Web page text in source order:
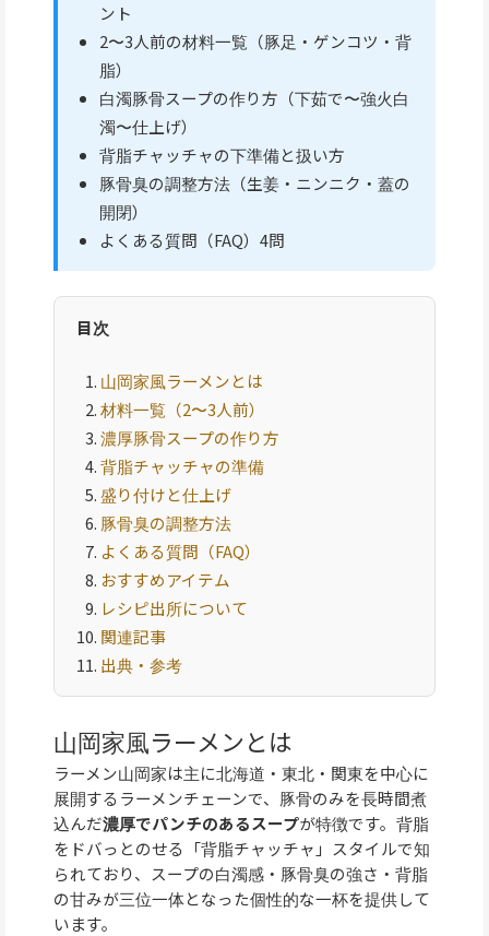
ント
2〜3人前の材料一覧（豚足・ゲンコツ・背
脂）
白濁豚骨スープの作り方（下茹で〜強火白
濁〜仕上げ）
背脂チャッチャの下準備と扱い方
豚骨臭の調整方法（生姜・ニンニク・蓋の
開閉）
よくある質問（FAQ）4問
目次
山岡家風ラーメンとは
材料一覧（2〜3人前）
濃厚豚骨スープの作り方
背脂チャッチャの準備
盛り付けと仕上げ
豚骨臭の調整方法
よくある質問（FAQ）
おすすめアイテム
レシピ出所について
関連記事
出典・参考
山岡家風ラーメンとは
ラーメン山岡家は主に北海道・東北・関東を中心に
展開するラーメンチェーンで、豚骨のみを長時間煮
込んだ濃厚でパンチのあるスープが特徴です。背脂
をドバっとのせる「背脂チャッチャ」スタイルで知
られており、スープの白濁感・豚骨臭の強さ・背脂
の甘みが三位一体となった個性的な一杯を提供して
います。